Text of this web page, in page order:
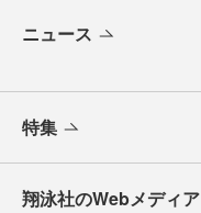
ニュース
特集
翔泳社のWebメディア